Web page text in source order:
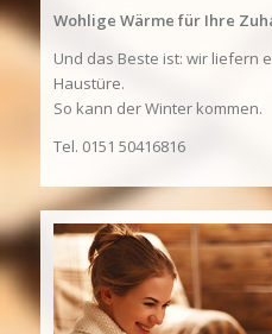
Wohlige Wärme für Ihre
Und das Beste ist: wir liefern
Haustüre.
So kann der Winter kommen.
Tel. 0151 50416816